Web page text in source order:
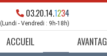
03.20.14.1234
(Lundi - Vendredi : 9h-18h)
ACCUEIL